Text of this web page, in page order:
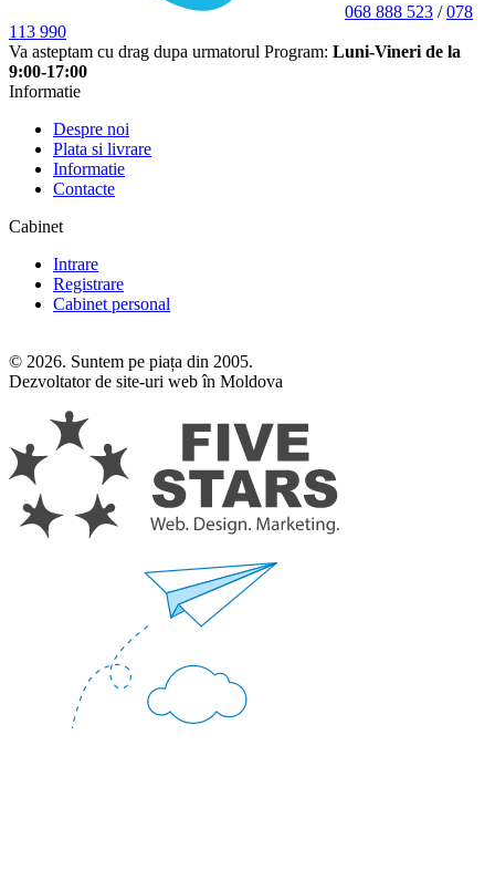
068 888 523 /078
113 990
Va asteptam cu drag dupa urmatorul Program: Luni-Vineri de la
9:00-17:00
Informatie
Despre noi
Plata si livrare
Informatie
Contacte
Cabinet
Intrare
Registrare
Cabinet personal
© 2026. Suntem pe piața din 2005.
Dezvoltator de site-uri web în Moldova